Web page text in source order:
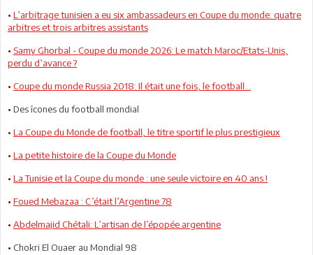
• L’arbitrage tunisien a eu six ambassadeurs en Coupe du monde: quatre
arbitres et trois arbitres assistants
• Samy Ghorbal - Coupe du monde 2026: Le match Maroc/Etats-Unis,
perdu d’avance ?
• Coupe du monde Russia 2018: Il était une fois, le football...
• Des îcones du football mondial
• La Coupe du Monde de football, le titre sportif le plus prestigieux
• La petite histoire de la Coupe du Monde
• La Tunisie et la Coupe du monde : une seule victoire en 40 ans !
• Foued Mebazaa : C’était l’Argentine 78
• Abdelmajid Chétali: L’artisan de l’épopée argentine
• Chokri El Ouaer au Mondial 98